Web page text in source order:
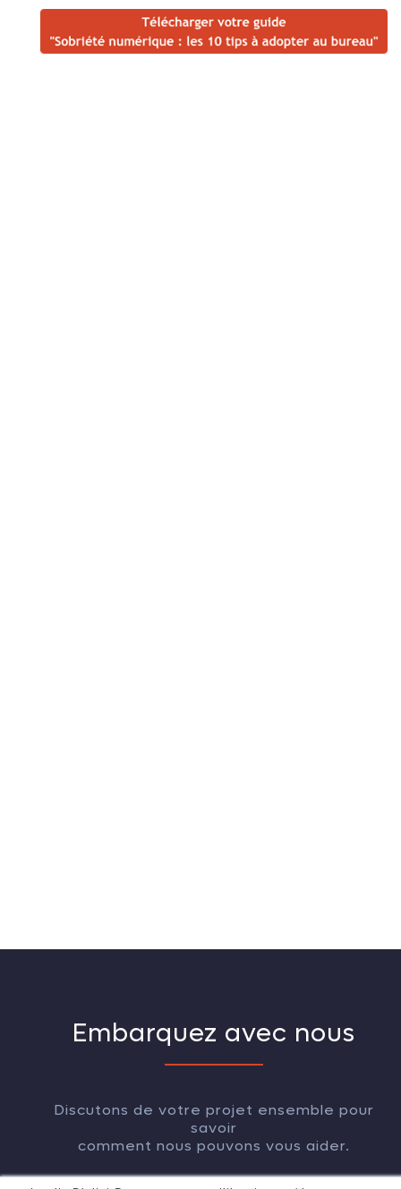
Embarquez avec nous
Discutons de votre projet ensemble pour
savoir
comment nous pouvons vous aider.